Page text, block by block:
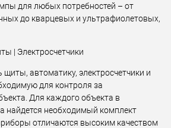
для любых потребностей – от
до кварцевых и ультрафиолетовых,
| Электросчетчики
автоматику, электросчетчики и
для контроля за
Для каждого объекта в
найдется необходимый комплект
отличаются высоким качеством